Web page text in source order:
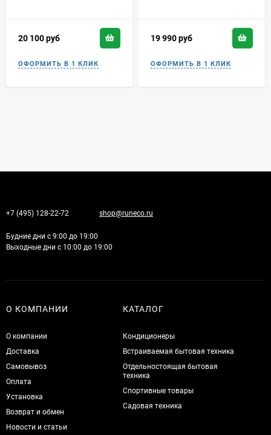
20 100руб 19 990руб
+7 (495) 128-22-72 shop@runeco.ru
Будние дни с 9:00 до 19:00
Выходные дни с 10:00 до 19:00
О КОМПАНИИ
О компании
Доставка
Самовывоз
Оплата
Установка
Возврат и обмен
Новости и статьи
КАТАЛОГ
Кондиционеры
Встраиваемая бытовая техника
Отдельностоящая бытовая
техника
Спортивные товары
Садовая техника